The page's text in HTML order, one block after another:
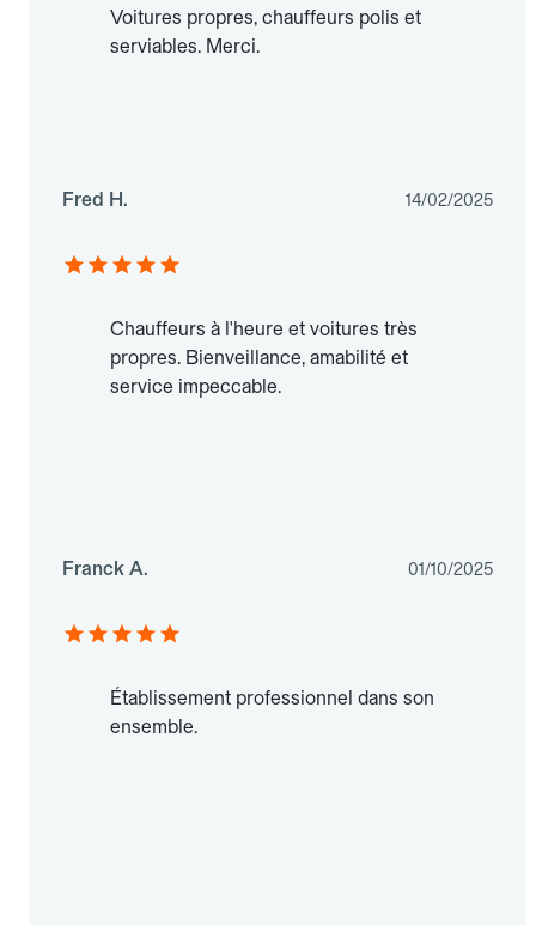
Voitures propres, chauffeurs polis et
serviables. Merci.
Fred H. 14/02/2025
Chauffeurs à l'heure et voitures très
propres. Bienveillance, amabilité et
service impeccable.
Franck A. 01/10/2025
Établissement professionnel dans son
ensemble.